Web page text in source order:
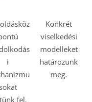
i
fel.
Konkrét
viselkedési
modelleket
határozunk
meg.